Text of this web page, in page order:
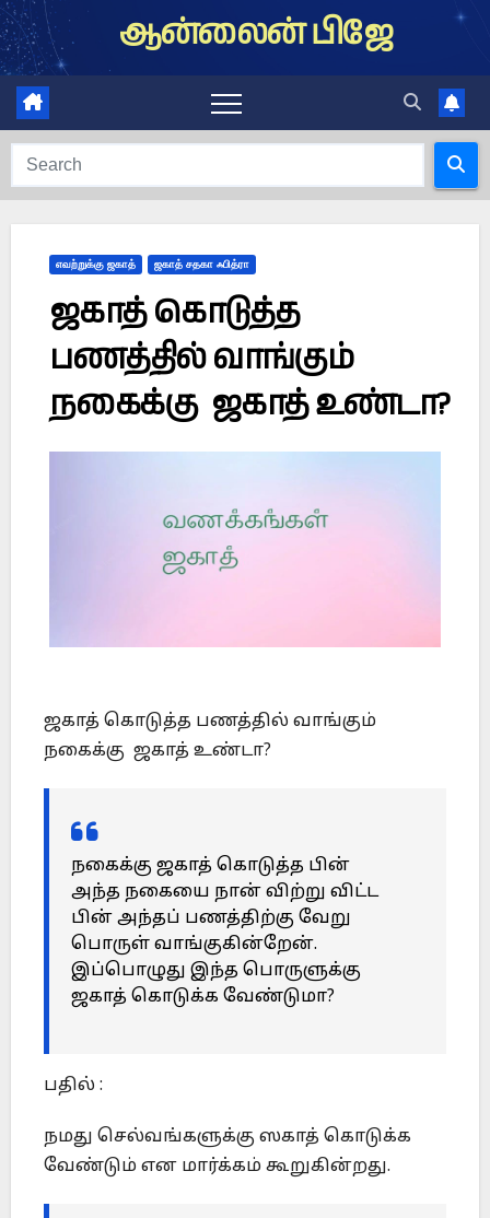
Skip
to
content
ஆன்லைன் பிஜே
எவற்றுக்கு ஜகாத் ஜகாத் சதகா ஃபித்ரா
ஜகாத் கொடுத்த
பணத்தில் வாங்கும்
நகைக்கு ஜகாத் உண்டா?
ஜகாத் கொடுத்த பணத்தில் வாங்கும்
நகைக்கு ஜகாத் உண்டா?
நகைக்கு ஜகாத் கொடுத்த பின்
அந்த நகையை நான் விற்று விட்ட
பின் அந்தப் பணத்திற்கு வேறு
பொருள் வாங்குகின்றேன்.
இப்பொழுது இந்த பொருளுக்கு
ஜகாத் கொடுக்க வேண்டுமா?
பதில் :
நமது செல்வங்களுக்கு ஸகாத் கொடுக்க
வேண்டும் என மார்க்கம் கூறுகின்றது.